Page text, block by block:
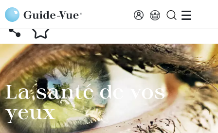
Aller au contenu principal
RETOUR AU GLOSSAIRE
La santé de vos
yeux